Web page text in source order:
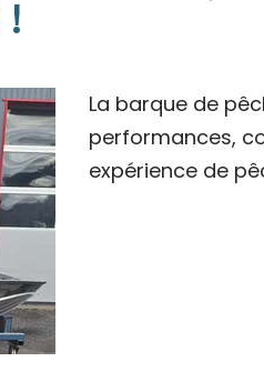
La barque de
performances,
expérience de